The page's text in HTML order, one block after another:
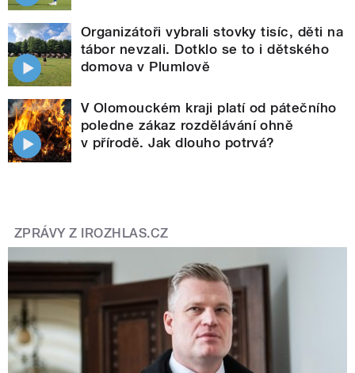
Organizátoři vybrali stovky tisíc, děti na
tábor nevzali. Dotklo se to i dětského
domova v Plumlově
V Olomouckém kraji platí od pátečního
poledne zákaz rozdělávání ohně
v přírodě. Jak dlouho potrvá?
ZPRÁVY Z IROZHLAS.CZ